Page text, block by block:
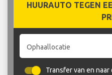
HUURAUTO TEGEN
Ophaallocatie
Transfer van en